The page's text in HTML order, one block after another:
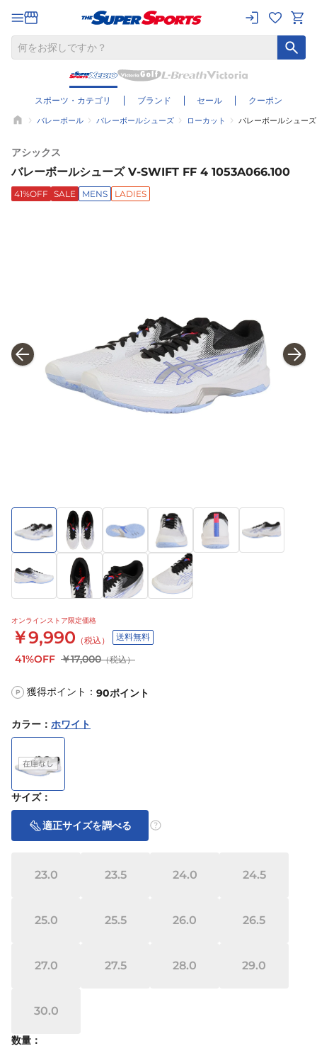
スポーツ・カテゴリ ブランド セール クーポン
バレーボール バレーボールシューズ ローカット バレーボールシュー
アシックス
バレーボールシューズ V-SWIFT FF 4 1053A066.100
41%OFF SALE MENS LADIES
オンラインストア限定価格
￥9,990 （税込） 送料無料
41%OFF ￥17,000（税込）
P 獲得ポイント： 90ポイント
カラー ： ホワイト
サイズ：
適正サイズを調べる
23.0 23.5 24.0 24.5
25.0 25.5 26.0 26.5
27.0 27.5 28.0 29.0
30.0
数量：